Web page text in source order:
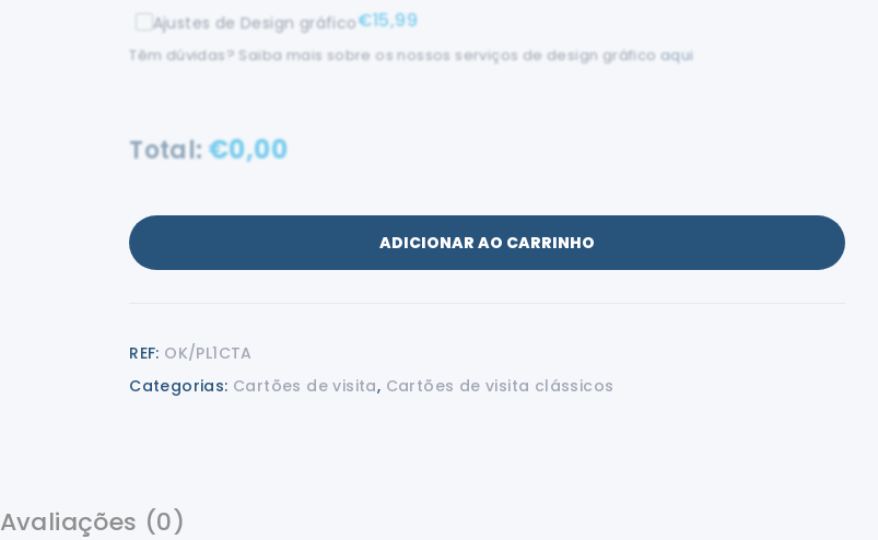
Ajustes de Design gráfico€15,99
Têm dúvidas? Saiba mais sobre os nossos serviços de design gráfico aqui
Total:€0,00
ADICIONAR AO CARRINHO
REF: OK/PL1CTA
Categorias: Cartões de visita, Cartões de visita clássicos
Avaliações (0)